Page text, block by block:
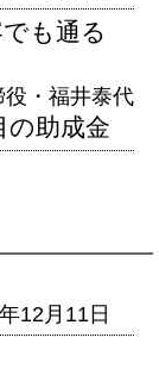
も通る
・福井泰代
の助成金
12月11日